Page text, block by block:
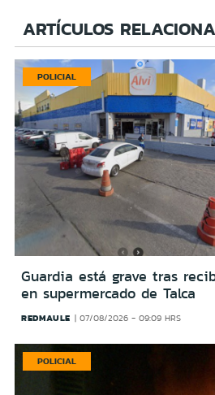
ARTÍCULOS
POLICIAL
Guardia está grave tras
en supermercado de Talca
REDMAULE 07/08/2026 - 09:09 HRS
POLICIAL